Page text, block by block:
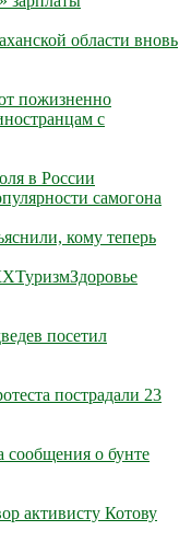
области вновь
пожизненно
с
в России
самогона
кому теперь
ТуризмЗдоровье
посетил
пострадали 23
сообщения о бунте
активисту Котову